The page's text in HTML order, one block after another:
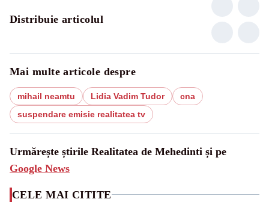
Distribuie articolul
Mai multe articole despre
mihail neamtu Lidia Vadim Tudor
cna
suspendare emisie realitatea tv
Urmărește știrile Realitatea de Mehedinti și pe
Google News
CELE MAI CITITE